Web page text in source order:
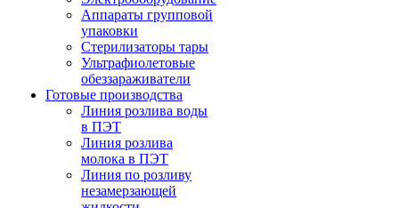
Аппараты групповой
упаковки
Стерилизаторы тары
Ультрафиолетовые
обеззараживатели
Готовые производства
Линия розлива воды
в ПЭТ
Линия розлива
молока в ПЭТ
Линия по розливу
незамерзающей